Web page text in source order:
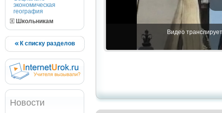
экономическая
география
Школьникам
К списку разделов
Новости
Видео